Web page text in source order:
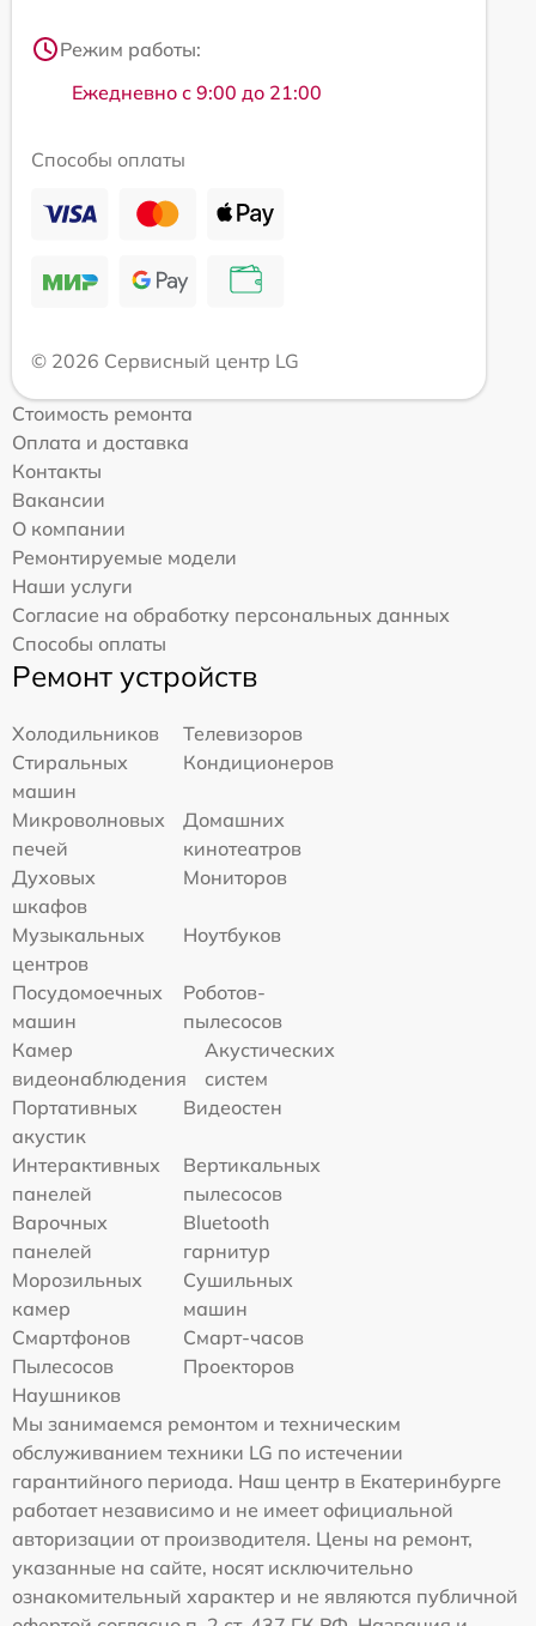
Режим работы:
Ежедневно с 9:00 до 21:00
Способы оплаты
© 2026 Сервисный центр LG
Стоимость ремонта
Оплата и доставка
Контакты
Вакансии
О компании
Ремонтируемые модели
Наши услуги
Согласие на обработку персональных данных
Способы оплаты
Ремонт устройств
Холодильников
Телевизоров
Стиральных
машин
Кондиционеров
Микроволновых
печей
Домашних
кинотеатров
Духовых
шкафов
Мониторов
Музыкальных
центров
Ноутбуков
Посудомоечных
машин
Роботов-
пылесосов
Камер
видеонаблюдения
Акустических
систем
Портативных
акустик
Видеостен
Интерактивных
панелей
Вертикальных
пылесосов
Варочных
панелей
Bluetooth
гарнитур
Морозильных
камер
Сушильных
машин
Смартфонов
Смарт-часов
Пылесосов
Проекторов
Наушников
Мы занимаемся ремонтом и техническим
обслуживанием техники LG по истечении
гарантийного периода. Наш центр в Екатеринбурге
работает независимо и не имеет официальной
авторизации от производителя. Цены на ремонт,
указанные на сайте, носят исключительно
ознакомительный характер и не являются публичной